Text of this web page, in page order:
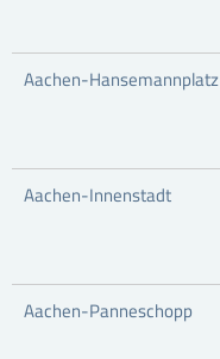
Aachen-Hansemannplatz
Aachen-Innenstadt
Aachen-Panneschopp